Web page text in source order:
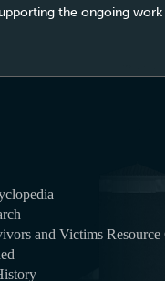
the ongoing
and Victims Resource